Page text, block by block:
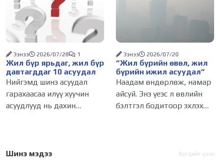
лайк, шэйр, дагагчийн
тоогоор хэмжих хандлага
газар авч
Засаг дарга бөгөөд
Захирагч
Жил бүр ярьдаг, жил бүр
давтагддаг 10 асуудал
Ээнээ 2026/07/28 1
Нийгэмд шинэ асуудал
гарахаасаа илүү хуучин
асуудлууд нь дахин
үер, намар болохоор
“Жил бүрийн өвөл, жил
бүрийн ижил асуудал“
Ээнээ 2026/07/20
Наадам өндөрлөж, намар
айсуй. Энэ үеэс л өвлийн
бэлтгэл бодитоор эхлэх
мөстөж, хот түгжирч,
Шинэ мэдээ Бүгдийг үзэх